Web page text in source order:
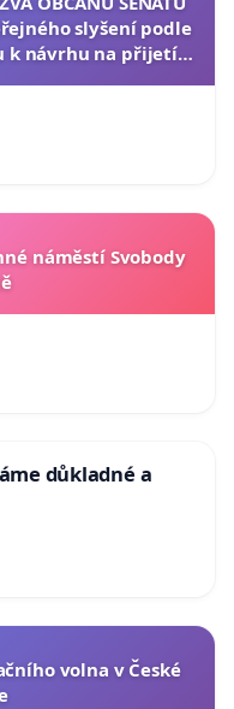
slyšení podle
k návrhu na přijetí
náměstí Svobody
důkladné a
volna v České